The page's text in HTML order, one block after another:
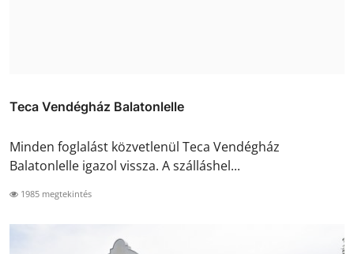
Teca Vendégház Balatonlelle
Minden foglalást közvetlenül Teca Vendégház
Balatonlelle igazol vissza. A szálláshel...
1985 megtekintés